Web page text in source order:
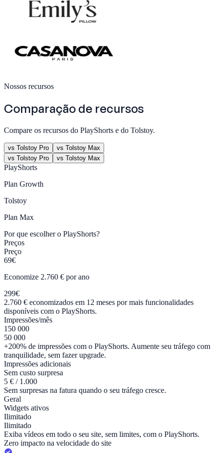
Nossos recursos
Comparação de recursos
Compare os recursos do PlayShorts e do Tolstoy.
vs Tolstoy Pro
vs Tolstoy Max
vs Tolstoy Pro
vs Tolstoy Max
PlayShorts
Plan Growth
Tolstoy
Plan Max
Por que escolher o PlayShorts?
Preços
Preço
69€
Economize 2.760 € por ano
299€
2.760 € economizados em 12 meses por mais funcionalidades
disponíveis com o PlayShorts.
Impressões/mês
150 000
50 000
+200% de impressões com o PlayShorts. Aumente seu tráfego com
tranquilidade, sem fazer upgrade.
Impressões adicionais
Sem custo surpresa
5 € / 1.000
Sem surpresas na fatura quando o seu tráfego cresce.
Geral
Widgets ativos
Ilimitado
Ilimitado
Exiba vídeos em todo o seu site, sem limites, com o PlayShorts.
Zero impacto na velocidade do site